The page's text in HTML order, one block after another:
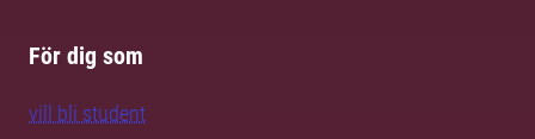
För dig som
vill bli student